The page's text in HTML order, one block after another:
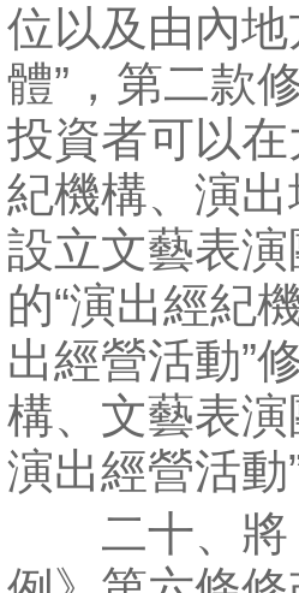
位以及由內
體”，第二款
投資者可以
紀機構、演
設立文藝表
的“演出經紀
出經營活動”
構、文藝表
演出經營活動”
二十、將